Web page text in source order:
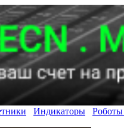
Индикаторы